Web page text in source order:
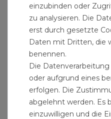
Holzkorb Salzburg
einzubinden oder
zu analysieren. Die
erst durch gesetzte
Daten mit Dritten, die
benennen.
Die
oder aufgrund eines
erfolgen. Die
abgelehnt werden. Es
einzuwilligen und die